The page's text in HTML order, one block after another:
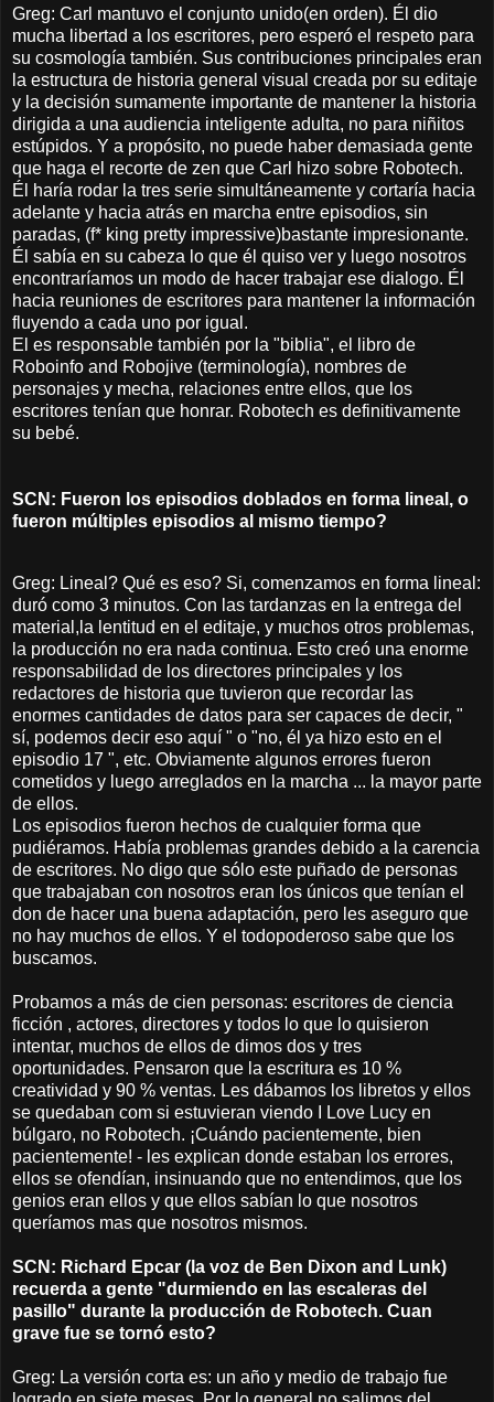
Greg: Carl mantuvo el conjunto unido(en orden). Él dio
mucha libertad a los escritores, pero esperó el respeto para
su cosmología también. Sus contribuciones principales eran
la estructura de historia general visual creada por su editaje
y la decisión sumamente importante de mantener la historia
dirigida a una audiencia inteligente adulta, no para niñitos
estúpidos. Y a propósito, no puede haber demasiada gente
que haga el recorte de zen que Carl hizo sobre Robotech.
Él haría rodar la tres serie simultáneamente y cortaría hacia
adelante y hacia atrás en marcha entre episodios, sin
paradas, (f* king pretty impressive)bastante impresionante.
Él sabía en su cabeza lo que él quiso ver y luego nosotros
encontraríamos un modo de hacer trabajar ese dialogo. Él
hacia reuniones de escritores para mantener la información
fluyendo a cada uno por igual.
El es responsable también por la "biblia", el libro de
Roboinfo and Robojive (terminología), nombres de
personajes y mecha, relaciones entre ellos, que los
escritores tenían que honrar. Robotech es definitivamente
su bebé.
SCN: Fueron los episodios doblados en forma lineal, o
fueron múltiples episodios al mismo tiempo?
Greg: Lineal? Qué es eso? Si, comenzamos en forma lineal:
duró como 3 minutos. Con las tardanzas en la entrega del
material,la lentitud en el editaje, y muchos otros problemas,
la producción no era nada continua. Esto creó una enorme
responsabilidad de los directores principales y los
redactores de historia que tuvieron que recordar las
enormes cantidades de datos para ser capaces de decir, "
sí, podemos decir eso aquí " o "no, él ya hizo esto en el
episodio 17 ", etc. Obviamente algunos errores fueron
cometidos y luego arreglados en la marcha ... la mayor parte
de ellos.
Los episodios fueron hechos de cualquier forma que
pudiéramos. Había problemas grandes debido a la carencia
de escritores. No digo que sólo este puñado de personas
que trabajaban con nosotros eran los únicos que tenían el
don de hacer una buena adaptación, pero les aseguro que
no hay muchos de ellos. Y el todopoderoso sabe que los
buscamos.
Probamos a más de cien personas: escritores de ciencia
ficción , actores, directores y todos lo que lo quisieron
intentar, muchos de ellos de dimos dos y tres
oportunidades. Pensaron que la escritura es 10 %
creatividad y 90 % ventas. Les dábamos los libretos y ellos
se quedaban com si estuvieran viendo I Love Lucy en
búlgaro, no Robotech. ¡Cuándo pacientemente, bien
pacientemente! - les explican donde estaban los errores,
ellos se ofendían, insinuando que no entendimos, que los
genios eran ellos y que ellos sabían lo que nosotros
queríamos mas que nosotros mismos.
SCN: Richard Epcar (la voz de Ben Dixon and Lunk)
recuerda a gente "durmiendo en las escaleras del
pasillo" durante la producción de Robotech. Cuan
grave fue se tornó esto?
Greg: La versión corta es: un año y medio de trabajo fue